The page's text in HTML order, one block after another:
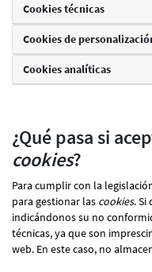
Cookies técnicas
Cookies de
Cookies analíticas
¿Qué pasa si
cookies?
Para cumplir con la
para gestionar las cookies. Si
indicándonos su no
técnicas, ya que son
web. En este caso, no